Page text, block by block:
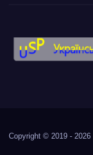
Copyright © 2019 - 2026